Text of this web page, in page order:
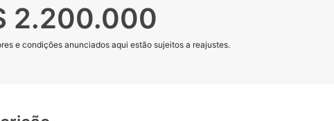
2.200.000
e condições anunciados aqui estão sujeitos a reajustes.